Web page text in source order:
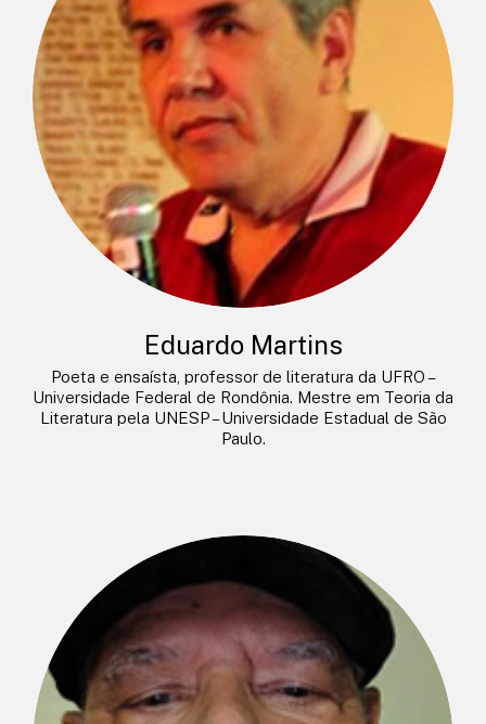
Eduardo Martins
Poeta e ensaísta, professor de literatura da UFRO –
Universidade Federal de Rondônia. Mestre em Teoria da
Literatura pela UNESP – Universidade Estadual de São
Paulo.